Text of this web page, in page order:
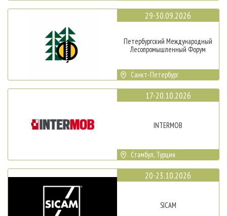
29-30.09.2026
Петербургский Международный
Лесопромышленный Форум
Санкт-Петербург
17-20.10.2026
INTERMOB
Стамбул, Турция
20-23.10.2026
SICAM